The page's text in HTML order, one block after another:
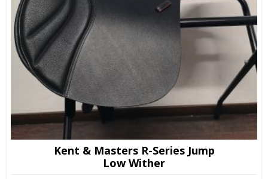
Kent & Masters R-Series Jump
Low Wither